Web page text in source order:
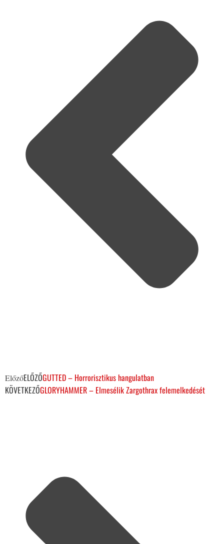
ElőzőELŐZŐGUTTED – Horrorisztikus hangulatban
KÖVETKEZŐGLORYHAMMER – Elmesélik Zargothrax felemelkedését